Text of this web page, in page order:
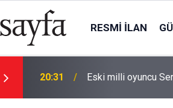
RESMI İLAN
20:31 Eski milli oyuncu